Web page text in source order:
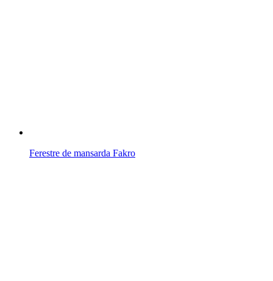
Ferestre de mansarda Fakro